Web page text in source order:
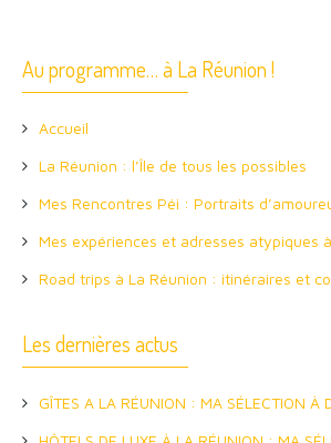
Au programme… à La Réunion !
Accueil
La Réunion : l’Île de tous les possibles
Mes Rencontres Péi : Portraits
Mes expériences et adresses atypiques
Road trips à La Réunion : itinéraires et
Les dernières actus
GÎTES A LA RÉUNION : MA SÉLECTION À